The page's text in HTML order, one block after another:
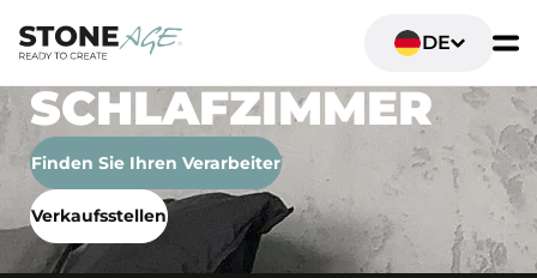
DE
SCHLAFZIMMER
Finden Sie Ihren Verarbeiter
Verkaufsstellen